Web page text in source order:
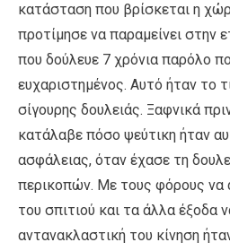
κατάσταση που βρίσκεται η
προτίμησε να παραμείνει στην
που δούλευε 7 χρόνια παρόλο
ευχαριστημένος. Αυτό ήταν το
σίγουρης δουλειάς. Ξαφνικά
κατάλαβε πόσο ψεύτικη ήταν
ασφάλειας, όταν έχασε τη
περικοπών. Με τους φόρους να
του σπιτιού και τα άλλα έξοδα
αντανακλαστική του κίνηση